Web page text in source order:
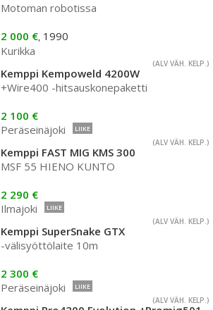
Motoman robotissa
2 000 €, 1990
Kurikka
(ALV VÄH. KELP.)
Kemppi Kempoweld 4200W
+Wire400 -hitsauskonepaketti
2 100 €
Peräseinäjoki
LIIKE
(ALV VÄH. KELP.)
Kemppi FAST MIG KMS 300
MSF 55 HIENO KUNTO
2 290 €
Ilmajoki
LIIKE
(ALV VÄH. KELP.)
Kemppi SuperSnake GTX
-välisyöttölaite 10m
2 300 €
Peräseinäjoki
LIIKE
(ALV VÄH. KELP.)